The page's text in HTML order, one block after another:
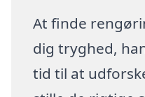
At finde
dig tryghed,
tid til at